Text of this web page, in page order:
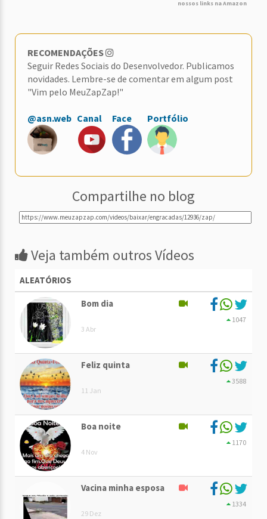
nossos links na Amazon
RECOMENDAÇÕES
Seguir Redes Sociais do Desenvolvedor. Publicamos
novidades. Lembre-se de comentar em algum post
"Vim pelo MeuZapZap!"
@asn.web Canal Face Portfólio
Compartilhe no blog
Veja também outros Vídeos
ALEATÓRIOS
Bom dia
3 Abr
1047
Feliz quinta
11 Jan
3588
Boa noite
4 Nov
1170
Vacina minha esposa
29 Dez
1334